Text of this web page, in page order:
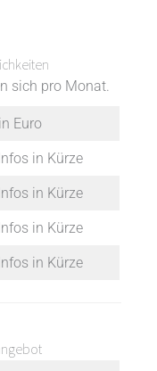
sich pro Monat.
Euro
in Kürze
in Kürze
in Kürze
in Kürze